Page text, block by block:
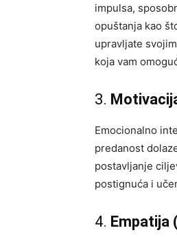
impulsa,
opuštanja kao
upravljate
koja vam
3.
Emocionalno
predanost
postavljanje
postignuća i
4. Empatija